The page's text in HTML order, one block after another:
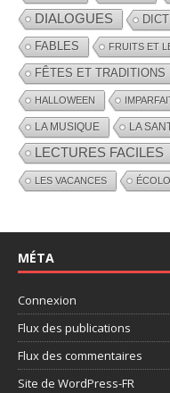
DIALOGUES
FABLES FRUITS ET
FÊTES ET TRADITIONS
HALLOWEEN
LA MUSIQUE LA
LECTURES FACILES
LES VACANCES
MÉTA
Connexion
Flux des publications
Flux des commentaires
Site de WordPress-FR